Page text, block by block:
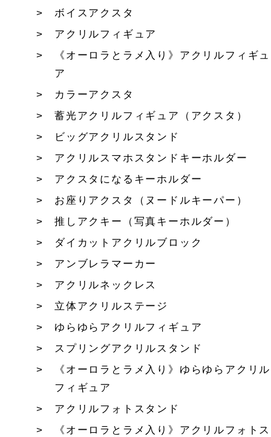
ボイスアクスタ
アクリルフィギュア
《オーロラとラメ入り》アクリルフィギュ
ア
カラーアクスタ
蓄光アクリルフィギュア（アクスタ）
ビッグアクリルスタンド
アクリルスマホスタンドキーホルダー
アクスタになるキーホルダー
お座りアクスタ（ヌードルキーパー）
推しアクキー（写真キーホルダー）
ダイカットアクリルブロック
アンブレラマーカー
アクリルネックレス
立体アクリルステージ
ゆらゆらアクリルフィギュア
スプリングアクリルスタンド
《オーロラとラメ入り》ゆらゆらアクリル
フィギュア
アクリルフォトスタンド
《オーロラとラメ入り》アクリルフォトス